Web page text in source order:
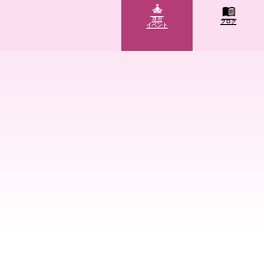
ヨガ
イベント
ブログ